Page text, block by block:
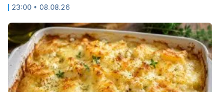
23:00 • 08.08.26